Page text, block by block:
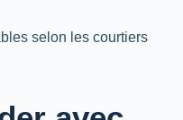
selon les courtiers